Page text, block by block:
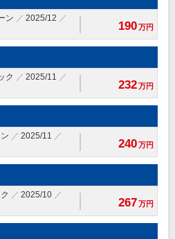
ン
2025/12
190万円
ク
2025/11
232万円
2025/11
240万円
2025/10
267万円